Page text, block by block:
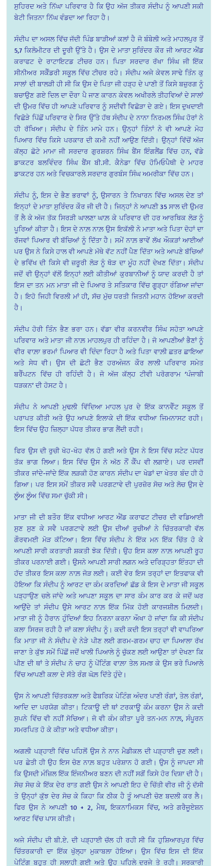
ਸੁਹਿਰਦ ਅਤੇ ਨਿੱਘਾ ਪਰਿਵਾਰ ਹੈ ਕਿ ਉਹ ਅੱਜ ਤੀਕਰ ਸੰਦੀਪ ਨੂੰ ਆਪਣੀ ਸਕੀ
ਬੇਟੀ ਜਿਤਨਾ ਨਿੱਘ ਵੰਡਦਾ ਆ ਰਿਹਾ ਹੈ।
ਸੰਦੀਪ ਦਾ ਅਸਲ ਵਿੱਚ ਜੱਦੀ ਪਿੰਡ ਬਾੜੀਆਂ ਕਲਾਂ ਹੈ ਜੋ ਬੰਬੇਲੀ ਅਤੇ ਮਾਹਲਪੁਰ ਤੋਂ
5,7 ਕਿਲੋਮੀਟਰ ਦੀ ਦੂਰੀ ਉੱਤੇ ਹੈ। ਉਸ ਦੇ ਮਾਤਾ ਸੁਰਿੰਦਰ ਕੌਰ ਜੀ ਆਰਟ ਐਂਡ
ਕਰਾਫਟ ਦੇ ਰਾਟਾਇਟਡ ਟੀਚਰ ਹਨ। ਪਿਤਾ ਸਰਦਾਰ ਰੱਖਾ ਸਿੰਘ ਜੀ ਇੱਕ
ਸੀਨੀਅਰ ਸਕੈੰਡਰੀ ਸਕੂਲ ਵਿੱਚ ਟੀਚਰ ਰਹੇ। ਸੰਦੀਪ ਅਜੇ ਕੇਵਲ ਸਾਢੇ ਤਿੰਨ ਕੁ
ਸਾਲਾਂ ਦੀ ਬਾਲੜੀ ਹੀ ਸੀ ਕਿ ਉਸ ਦੇ ਪਿਤਾ ਜੀ ਹੜ੍ਹ ਦੇ ਪਾਣੀ ਤੋਂ ਕਿਸੇ ਬਜ਼ੁਰਗ ਨੂੰ
ਬਚਾਉਣ ਗਏ ਦਿਲ ਦਾ ਦੌਰਾ ਪੈ ਜਾਣ ਕਾਰਨ ਕੇਵਲ ਅਖੀਰਲੇ ਤੀਹਵਿਆਂ ਦੇ ਸਾਲਾਂ
ਦੀ ਉਮਰ ਵਿੱਚ ਹੀ ਆਪਣੇ ਪਰਿਵਾਰ ਨੂੰ ਸਦੀਵੀ ਵਿਛੋੜਾ ਦੇ ਗਏ। ਇਸ ਦੁਖਦਾਈ
ਵਿਛੋੜੇ ਪਿੱਛੋਂ ਪਰਿਵਾਰ ਦੇ ਸਿਰ ਉੱਤੇ ਹੱਥ ਸੰਦੀਪ ਦੇ ਨਾਨਾ ਨਿਰਮਲ ਸਿੰਘ ਹੋਰਾਂ ਨੇ
ਹੀ ਰੱਖਿਆ। ਸੰਦੀਪ ਦੇ ਤਿੰਨ ਮਾਮੇ ਹਨ। ਉਨ੍ਹਾਂ ਤਿੰਨਾਂ ਨੇ ਵੀ ਆਪਣੇ ਮੋਹ
ਪਿਆਰ ਵਿੱਚ ਕਿਸੇ ਪਰਕਾਰ ਦੀ ਕਮੀ ਨਹੀਂ ਆਉਣ ਦਿੱਤੀ। ਉਨ੍ਹਾਂ ਵਿੱਚੋਂ ਅੱਜ
ਕੱਲ੍ਹ ਛੋਟੇ ਮਾਮਾ ਜੀ ਸਰਦਾਰ ਗੁਰਸ਼ਰਨ ਸਿੰਘ ਬੈਂਸ ਇੰਗਲੈਂਡ ਵਿੱਚ ਹਨ, ਵੱਡੇ
ਡਾਕਟਰ ਬਲਵਿੰਦਰ ਸਿੰਘ ਬੈਂਸ ਬੀ.ਸੀ. ਕੈਨੇਡਾ ਵਿੱਚ ਹੋਮਿਓਪੈਥੀ ਦੇ ਮਾਹਰ
ਡਾਕਟਰ ਹਨ ਅਤੇ ਵਿਚਕਾਰਲੇ ਸਰਦਾਰ ਗੁਰਬੰਸ ਸਿੰਘ ਅਮਰੀਕਾ ਵਿੱਚ ਹਨ।
ਸੰਦੀਪ ਨੂੰ, ਇਸ ਦੇ ਭੈਣ ਭਰਾਵਾਂ ਨੂੰ, ਉਸਾਰਨ ਤੇ ਨਿਖਾਰਨ ਵਿੱਚ ਅਸਲ ਦੇਣ ਤਾਂ
ਇਨ੍ਹਾਂ ਦੇ ਮਾਤਾ ਸੁਰਿੰਦਰ ਕੌਰ ਜੀ ਦੀ ਹੈ। ਜਿਨ੍ਹਾਂ ਨੇ ਆਪਣੀ 35 ਸਾਲ ਦੀ ਉਮਰ
ਤੋਂ ਲੈ ਕੇ ਅੱਜ ਤੱਕ ਸਿਰੜੀ ਘਾਲਣਾ ਘਾਲ਼ ਕੇ ਪਰਿਵਾਰ ਦੀ ਹਰ ਆਰਥਿਕ ਲੋੜ ਨੂੰ
ਪੂਰਿਆਂ ਕੀਤਾ ਹੈ। ਇਸ ਦੇ ਨਾਲ਼ ਨਾਲ਼ ਉਸ ਇਕੱਲੀ ਨੇ ਮਾਤਾ ਅਤੇ ਪਿਤਾ ਦੋਹਾਂ ਦਾ
ਰੱਜਵਾਂ ਪਿਆਰ ਵੀ ਬੱਚਿਆਂ ਨੂੰ ਦਿੱਤਾ ਹੈ। ਸਮੇਂ ਨਾਲ਼ ਭਾਵੇਂ ਲੱਖ ਔਕੜਾਂ ਆਈਆਂ
ਪਰ ਉਸ ਨੇ ਕਿਸੇ ਹਾਲ ਵੀ ਆਪਣੇ ਮੱਥੇ ਵੱਟ ਨਹੀਂ ਪੈਣ ਦਿੱਤਾ ਅਤੇ ਆਪਣੇ ਬੱਚਿਆਂ
ਦੇ ਭਵਿੱਖ ਦੀ ਕਿਸੇ ਵੀ ਜ਼ਰੂਰੀ ਲੋੜ ਨੂੰ ਥੋੜ ਦਾ ਮੂੰਹ ਨਹੀਂ ਦੇਖਣ ਦਿੱਤਾ। ਸੰਦੀਪ
ਜਦੋਂ ਵੀ ਉਨ੍ਹਾਂ ਵੱਲੋਂ ਇਨ੍ਹਾਂ ਲਈ ਕੀਤੀਆਂ ਕੁਰਬਾਨੀਆਂ ਨੂੰ ਯਾਦ ਕਰਦੀ ਹੈ ਤਾਂ
ਇਸ ਦਾ ਤਨ ਮਨ ਮਾਤਾ ਜੀ ਦੇ ਪਿਆਰ ਤੇ ਸਤਿਕਾਰ ਵਿੱਚ ਗੂੜ੍ਹਾ ਰੰਗਿਆ ਜਾਂਦਾ
ਹੈ। ਇਹੋ ਜਿਹੀ ਵਿਰਲੀ ਮਾਂ ਹੀ, ਸੱਚ ਮੁੱਚ ਧਰਤੀ ਜਿਤਨੀ ਮਹਾਨ ਹੋਇਆ ਕਰਦੀ
ਹੈ।
ਸੰਦੀਪ ਹੋਰੀ ਤਿੰਨ ਭੈਣ ਭਰਾ ਹਨ। ਵੱਡਾ ਵੀਰ ਕਰਨਵੀਰ ਸਿੰਘ ਸਹੋਤਾ ਆਪਣੇ
ਪਰਿਵਾਰ ਅਤੇ ਮਾਤਾ ਜੀ ਨਾਲ਼ ਮਾਹਲਪੁਰ ਹੀ ਰਹਿੰਦਾ ਹੈ। ਜੋ ਆਪਣੀਆਂ ਭੈਣਾਂ ਨੂੰ
ਵੀਰ ਵਾਲ਼ਾ ਭਰਮਾਂ ਪਿਆਰ ਵੀ ਦਿੰਦਾ ਰਿਹਾ ਹੈ ਅਤੇ ਪਿਤਾ ਵਾਲ਼ੀ ਛਤਰ ਛਾਇਆ
ਅਤੇ ਸੇਧ ਵੀ। ਉਸ ਦੀ ਛੋਟੀ ਭੈਣ ਹਰਅੰਜਨ ਕੌਰ ਲਾਲੀ ਪਰਿਵਾਰ ਸਮੇਤ
ਬਰੈੰਪਟਨ ਵਿੱਚ ਹੀ ਰਹਿੰਦੀ ਹੈ। ਜੋ ਅੱਜ ਕੱਲ੍ਹ ਟੀਵੀ ਪਰੋਗਰਾਮ ‘ਪੰਜਾਬੀ
ਧੜਕਨ’ ਦੀ ਹੋਸਟ ਹੈ।
ਸੰਦੀਪ ਨੇ ਆਪਣੀ ਮੁਢਲੀ ਵਿੱਦਿਆ ਮਾਹਲ ਪੁਰ ਦੇ ਇੱਕ ਕਾਨਵੈੰਟ ਸਕੂਲ ਤੋਂ
ਪਰਾਪਤ ਕੀਤੀ ਅਤੇ ਉਹ ਆਪਣੇ ਇਲਾਕੇ ਦੀ ਇੱਕ ਵਧੀਆ ਜਿਮਨਾਸਟ ਰਹੀ।
ਇਸ ਵਿੱਚ ਉਹ ਜ਼ਿਲ੍ਹਾ ਪੱਧਰ ਤੀਕਰ ਭਾਗ ਲੈਂਦੀ ਰਹੀ।
ਫਿਰ ਉਸ ਦੀ ਰੁਚੀ ਖੋਹ-ਖੋਹ ਵੱਲ ਹੋ ਗਈ ਅਤੇ ਉਸ ਨੇ ਇਸ ਵਿੱਚ ਸਟੇਟ ਪੱਧਰ
ਤੱਕ ਭਾਗ ਲਿਆ। ਇਸ ਵਿੱਚ ਉਸ ਨੇ ਅੱਠ ਨੌਂ ਕੈੰਪ ਵੀ ਲਗਾਏ। ਪਰ ਦਸਵੀਂ
ਤੀਕਰ ਜਾਂਦੇ-ਜਾਂਦੇ ਇੱਕ ਲੜਕੀ ਹੋਣ ਕਾਰਨ ਸੰਦੀਪ ਦਾ ਖੇਡਾਂ ਦਾ ਖੇਤਰ ਬੰਦ ਹੀ ਹੋ
ਗਿਆ। ਪਰ ਇਸ ਸਮੇਂ ਤੀਕਰ ਸਵੈ ਪਰਗਟਾਵੇ ਦੀ ਪੁਰਜ਼ੋਰ ਸੋਚ ਅਤੇ ਲੋਚ ਉਸ ਦੇ
ਲੂੰਅ ਲੂੰਅ ਵਿੱਚ ਸਮਾ ਚੁੱਕੀ ਸੀ।
ਮਾਤਾ ਜੀ ਦੀ ਬਤੌਰ ਇੱਕ ਵਧੀਆ ਆਰਟ ਐਂਡ ਕਰਾਫਟ ਟੀਚਰ ਦੀ ਵਡਿਆਈ
ਸੁਣ ਸੁਣ ਕੇ ਸਵੈ ਪਰਗਟਾਵੇ ਲਈ ਉਸ ਦੀਆਂ ਰੁਚੀਆਂ ਨੇ ਚਿੱਤਰਕਾਰੀ ਵੱਲ
ਗੌਰਵਮਈ ਮੋੜ ਕੱਟਿਆ। ਇਸ ਵਿੱਚ ਸੰਦੀਪ ਨੇ ਇੱਕ ਮਨ ਇੱਕ ਚਿੱਤ ਹੋ ਕੇ
ਆਪਣੀ ਸਾਰੀ ਕਰਤਾਰੀ ਸ਼ਕਤੀ ਝੋਕ ਦਿੱਤੀ। ਉਹ ਇਸ ਕਲਾ ਨਾਲ਼ ਆਪਣੀ ਰੂਹ
ਤੀਕਰ ਪਰਨਾਈ ਗਈ। ਉਸਨੇ ਆਪਣੀ ਸਾਰੀ ਲਗਨ ਅਤੇ ਦਰਿੜ੍ਹਤਾ ਇੰਤਹਾ ਦੀ
ਹੱਦ ਤੀਕਰ ਇਸ ਕਲਾ ਨਾਲ਼ ਜੋੜ ਲਈ। ਕਈ ਵੇਰ ਇਸ ਤਰ੍ਹਾਂ ਦਾ ਇਤਫਾਕ ਵੀ
ਹੋਇਆ ਕਿ ਸੰਦੀਪ ਨੂੰ ਆਰਟ ਦਾ ਕੰਮ ਕਰਦਿਆਂ ਛੱਡ ਕੇ ਇਸ ਦੇ ਮਾਤਾ ਜੀ ਸਕੂਲ
ਪੜ੍ਹਾਉਣ ਚਲੇ ਜਾਂਦੇ ਅਤੇ ਆਪਣਾ ਸਕੂਲ ਦਾ ਸਾਰ ਕੰਮ ਕਾਰ ਕਰ ਕੇ ਜਦੋਂ ਘਰ
ਆਉਂਦੇ ਤਾਂ ਸੰਦੀਪ ਉਸੇ ਆਰਟ ਨਾਲ਼ ਇੱਕ ਮਿੱਕ ਹੋਈ ਕਾਰਜਸ਼ੀਲ ਮਿਲ਼ਦੀ।
ਮਾਤਾ ਜੀ ਨੂੰ ਹੈਰਾਨ ਹੁੰਦਿਆਂ ਇਹ ਨਿਰਨਾ ਕਰਨਾ ਔਖਾ ਹੋ ਜਾਂਦਾ ਕਿ ਕੀ ਸੰਦੀਪ
ਕਲਾ ਸਿਰਜ ਰਹੀ ਹੈ ਜਾਂ ਕਲਾ ਸੰਦੀਪ ਨੂੰ। ਕਦੀ ਕਦੀ ਇਸ ਤਰ੍ਹਾਂ ਵੀ ਵਾਪਰਿਆ
ਕਿ ਮਾਤਾ ਜੀ ਨੇ ਸੰਦੀਪ ਦੇ ਨੇੜੇ ਪੀਣ ਲਈ ਗਰਮ-ਗਰਮ ਚਾਹ ਦਾ ਪਿਆਲਾ ਰੱਖ
ਜਾਣਾ ਤੇ ਕੁੱਝ ਸਮੇਂ ਪਿੱਛੋਂ ਜਦੋਂ ਖਾਲੀ ਪਿਆਲੇ ਨੂੰ ਚੁੱਕਣ ਲਈ ਆਉਣਾ ਤਾਂ ਦੇਖਣਾ ਕਿ
ਪੀਣ ਦੀ ਥਾਂ ਤੇ ਸੰਦੀਪ ਨੇ ਚਾਹ ਨੂੰ ਪੇਂਟਿੰਗ ਵਾਲ਼ਾ ਤੇਲ ਸਮਝ ਕੇ ਉਸ ਭਰੇ ਪਿਆਲੇ
ਵਿੱਚ ਆਪਣੀ ਕਲਾ ਦੇ ਸੱਤੇ ਰੰਗ ਘੋਲ਼ ਦਿੱਤੇ ਹੁੰਦੇ।
ਉਸ ਨੇ ਆਪਣੀ ਚਿੱਤਰਕਲਾ ਅਤੇ ਫੈਬਰਿਕ ਪੇਟਿੰਗ ਅੰਦਰ ਪਾਣੀ ਰੰਗਾਂ, ਤੇਲ ਰੰਗਾਂ,
ਆਦਿ ਦਾ ਪਰਯੋਗ ਕੀਤਾ। ਟਿਕਾਊ ਦੀ ਥਾਂ ਟਰਕਾਊ ਕੰਮ ਕਰਨਾ ਉਸ ਨੇ ਕਦੀ
ਸੁਪਨੇ ਵਿੱਚ ਵੀ ਨਹੀਂ ਸੋਚਿਆ। ਜੋ ਵੀ ਕੰਮ ਕੀਤਾ ਪੂਰੇ ਤਨ-ਮਨ ਨਾਲ਼, ਸੰਪੂਰਨ
ਸਮਰਪਿਤ ਹੋ ਕੇ ਕੀਤਾ ਅਤੇ ਵਧੀਆ ਕੀਤਾ।
ਅਗਲੀ ਪੜ੍ਹਾਈ ਵਿੱਚ ਪਹਿਲੋਂ ਉਸ ਨੇ ਨਾਨ ਮੈਡੀਕਲ ਦੀ ਪੜ੍ਹਾਈ ਚੁਣ ਲਈ।
ਪਰ ਛੇਤੀ ਹੀ ਉਹ ਇਸ ਚੋਣ ਨਾਲ਼ ਬਹੁਤ ਪਰੇਸ਼ਾਨ ਹੋ ਗਈ। ਉਸ ਨੂੰ ਜਾਪਦਾ ਸੀ
ਕਿ ਉਸਦੀ ਮੰਜ਼ਿਲ ਇੱਕ ਇੰਜਨੀਅਰ ਬਣਨ ਦੀ ਨਹੀਂ ਸਗੋਂ ਕਿਸੇ ਹੋਰ ਦਿਸ਼ਾ ਦੀ ਹੈ।
ਸੋਚ ਸੋਚ ਕੇ ਇੱਕ ਦੇਰ ਰਾਤ ਗਈ ਉਸ ਨੇ ਆਪਣੀ ਇਹ ਦੋ ਚਿੱਤੀ ਵੀਰ ਜੀ ਨੂੰ ਦੱਸੀ
ਤੇ ਉਨ੍ਹਾਂ ਕੁੱਝ ਦੇਰ ਸੋਚ ਕੇ ਕਿਹਾ ਕਿ ਠੀਕ ਹੈ ਤੂੰ ਆਪਣੀ ਚੋਣ ਬਦਲੀ ਕਰ ਲੈ।
ਫਿਰ ਉਸ ਨੇ ਆਪਣੀ 10 + 2, ਮੈਥ, ਇਕਨਾਮਿਕਸ ਵਿੱਚ, ਅਤੇ ਗਰੈਜੂਏਸ਼ਨ
ਆਰਟ ਵਿੱਚ ਪਾਸ ਕੀਤੀ।
ਅਜੇ ਸੰਦੀਪ ਦੀ ਬੀ.ਏ. ਦੀ ਪੜ੍ਹਾਈ ਚੱਲ ਹੀ ਰਹੀ ਸੀ ਕਿ ਹੁਸ਼ਿਆਰਪੁਰ ਵਿੱਚ
ਚਿੱਤਰਕਾਰੀ ਦਾ ਇੱਕ ਖੁੱਲ੍ਹਾ ਮੁਕਾਬਲਾ ਹੋਇਆ। ਉਸ ਵਿੱਚ ਇਸ ਦੀ ਇੱਕ
ਪੇਟਿੰਗ ਬਹੁਤ ਹੀ ਸਲਾਹੀ ਗਈ ਅਤੇ ਉਹ ਪਹਿਲੇ ਦਰਜੇ ਤੇ ਰਹੀ। ਸਰਕਾਰੀ